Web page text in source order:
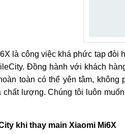
là công việc khá phức tạp đòi
Đồng hành với khách
toàn có thể yên tâm,
chất lượng. Chúng tôi luôn
khi thay main Xiaomi Mi6X